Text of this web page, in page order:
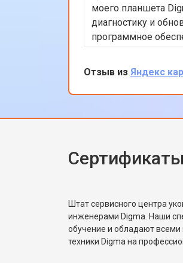
моего планшета
диагностику и
программное
был выполнен в
было очень
работает гораздо
качеством
Спасибо за
Отзыв из Яндекс
Штат сервисного центра
инженерами Digma. Наши
обучение и обладают
техники Digma на